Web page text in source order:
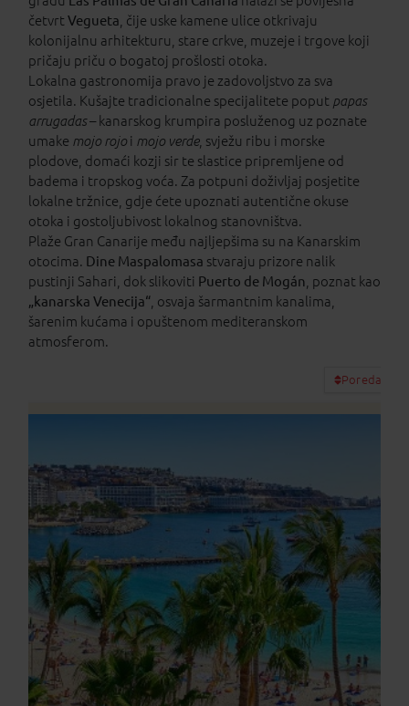
četvrt Vegueta , čije uske kamene ulice otkrivaju
kolonijalnu arhitekturu, stare crkve, muzeje i trgove koji
pričaju priču o bogatoj prošlosti otoka.
Lokalna gastronomija pravo je zadovoljstvo za sva
osjetila. Kušajte tradicionalne specijalitete poput papas
arrugadas– kanarskog krumpira posluženog uz poznate
umake mojo rojo i mojo verde, svježu ribu i morske
plodove, domaći kozji sir te slastice pripremljene od
badema i tropskog voća. Za potpuni doživljaj posjetite
lokalne tržnice, gdje ćete upoznati autentične okuse
otoka i gostoljubivost lokalnog stanovništva.
Plaže Gran Canarije među najljepšima su na Kanarskim
otocima. Dine Maspalomasa stvaraju prizore nalik
pustinji Sahari, dok slikoviti Puerto de Mogán , poznat kao
„kanarska Venecija“ , osvaja šarmantnim kanalima,
šarenim kućama i opuštenom mediteranskom
atmosferom.
Poredaj